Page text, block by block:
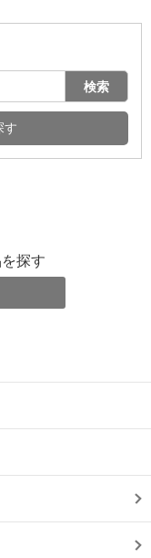
検索
す
探す